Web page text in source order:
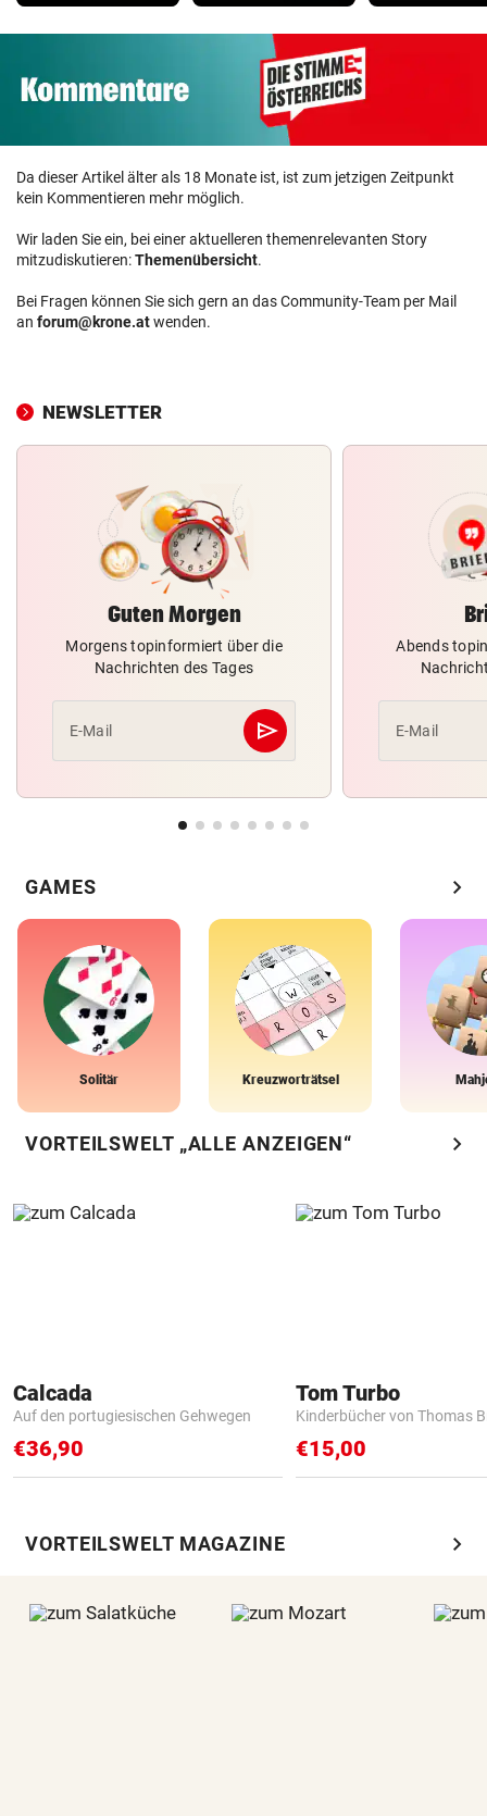
Da dieser Artikel älter als 18 Monate ist, ist zum jetzigen Zeitpunkt
kein Kommentieren mehr möglich.
Wir laden Sie ein, bei einer aktuelleren themenrelevanten Story
mitzudiskutieren:Themenübersicht.
Bei Fragen können Sie sich gern an das Community-Team per Mail
an forum@krone.atwenden.
NEWSLETTER
Guten Morgen
Morgens topinformiert über die
Nachrichten des Tages
E-Mail send
Abschicken
Abends
E-Mail
GAMES chevron_right
Solitär Kreuzworträtsel
VORTEILSWELT „ALLE ANZEIGEN“ chevron_right
Calcada
Auf den portugiesischen Gehwegen
€36,90
Tom Turbo
Kinderbücher von Thomas
€15,00
VORTEILSWELT MAGAZINE chevron_right